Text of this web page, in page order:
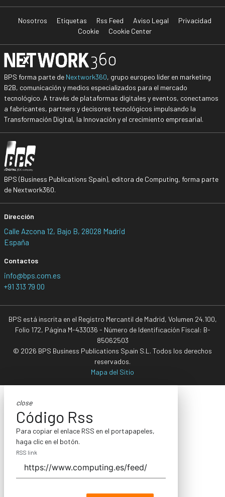
Nosotros Etiquetas Rss Feed Aviso Legal
Privacidad
Cookie
Cookie Center
BPS forma parte de Nextwork360, grupo europeo líder en marketing
B2B, comunicación y medios especializados para el mercado
tecnológico. A través de plataformas digitales y eventos, conectamos
a fabricantes, partners y decisores tecnológicos impulsando la
Transformación Digital, la Innovación y el crecimiento empresarial.
BPS (Business Publications Spain), editora de Computing, forma parte
de Nextwork360.
Dirección
Calle Azcona 12, Bajo B, 28028 Madrid
España
Contactos
info@bps.com.es
+91 313 79 00
BPS está inscrita en el Registro Mercantil de Madrid, Volumen 24.100,
Folio 172, Página M-433036 - Número de Identificación Fiscal: B-
85062503
© 2026 BPS Business Publications Spain S.L. Todos los derechos
reservados.
Mapa del Sitio
close
Código Rss
Para copiar el enlace RSS en el portapapeles,
haga clic en el botón.
RSS link